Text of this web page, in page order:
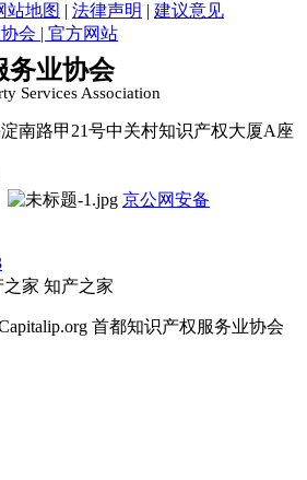
站地图 | 法律声明 | 建议意见
务业协会
Services Association
南路甲21号中关村知识产权大厦A座
京公网安备
知产之家
首都知识产权服务业协会